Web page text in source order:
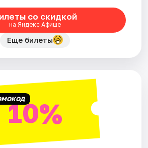
со скидкой
на Яндекс Афише
Еще билеты
10%